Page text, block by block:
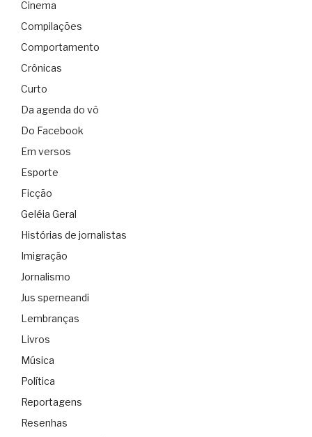
Cinema
Compilações
Comportamento
Crônicas
Curto
Da agenda do vô
Do Facebook
Em versos
Esporte
Ficção
Geléia Geral
Histórias de jornalistas
Imigração
Jornalismo
Jus sperneandi
Lembranças
Livros
Música
Política
Reportagens
Resenhas